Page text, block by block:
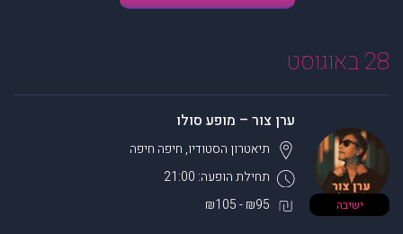
28 באוגוסט
ישיבה
ערן צור – מופע סולו
תחילת הופעה: 21:00
תיאטרון הסטודיו, חיפה חיפה
₪95 - ₪105